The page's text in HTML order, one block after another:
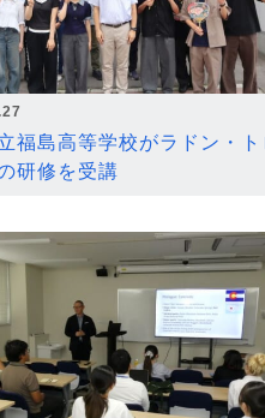
福島高等学校がラドン・ト
研修を受講